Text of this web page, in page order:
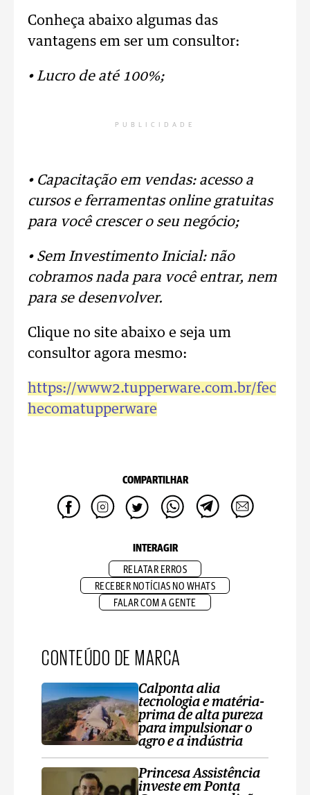
Conheça abaixo algumas das
vantagens em ser um consultor:
• Lucro de até 100%;
PUBLICIDADE
• Capacitação em vendas: acesso a
cursos e ferramentas online gratuitas
para você crescer o seu negócio;
• Sem Investimento Inicial: não
cobramos nada para você entrar, nem
para se desenvolver.
Clique no site abaixo e seja um
consultor agora mesmo:
https://www2.tupperware.com.br/fec
hecomatupperware
COMPARTILHAR
INTERAGIR
RELATAR ERROS
RECEBER NOTÍCIAS NO WHATS
FALAR COM A GENTE
CONTEÚDO DE MARCA
Calponta alia
tecnologia e matéria-
prima de alta pureza
para impulsionar o
agro e a indústria
Princesa Assistência
investe em Ponta